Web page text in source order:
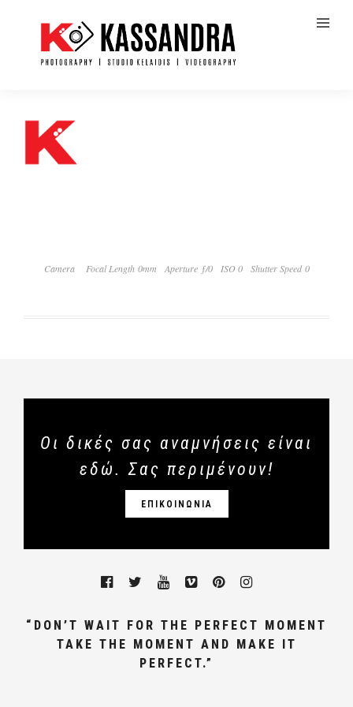
Camera Focal Length 0mm Aperture ƒ/0 ISO 0 Shutter Speed 0
Οι δικές σας αναμνήσεις είναι
εδώ. Σας περιμένουν!
ΕΠΙΚΟΙΝΩΝΙΑ
“DON’T WAIT FOR THE PERFECT MOMENT
TAKE THE MOMENT AND MAKE IT
PERFECT.”